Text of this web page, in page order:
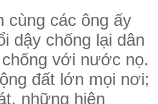
cùng các ông ấy
dậy chống lại dân
với nước nọ.
đất lớn mọi nơi;
những hiện